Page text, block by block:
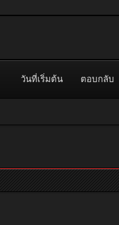
วันที่เริ่มต้น ตอบกลับ